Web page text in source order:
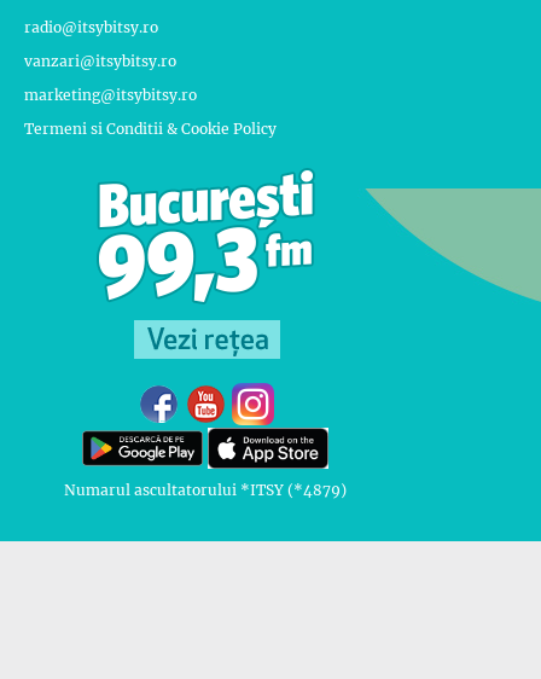
radio@itsybitsy.ro
vanzari@itsybitsy.ro
marketing@itsybitsy.ro
Termeni si Conditii & Cookie Policy
Numarul ascultatorului *ITSY (*4879)